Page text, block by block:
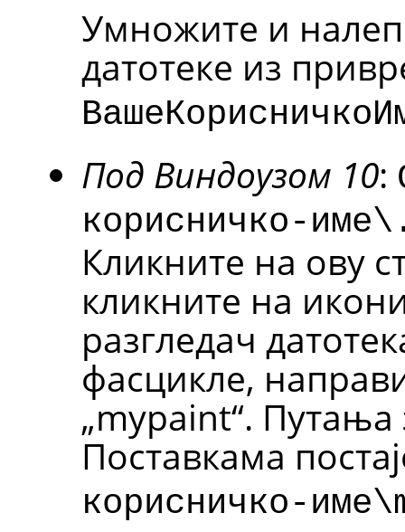
Умножите и
датотеке из
Под Виндоузом 10:
корисничко-
Кликните на ову
кликните на
разгледач
фасцикле,
„mypaint“. Путања
Поставкама
корисничко-